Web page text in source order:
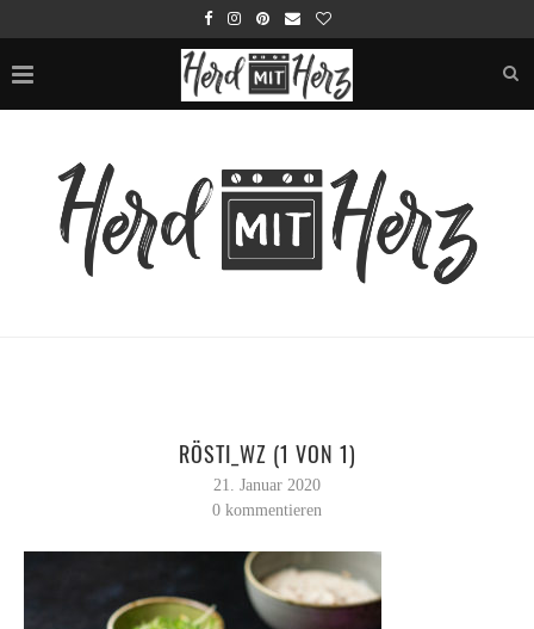
RÖSTI_WZ (1 VON 1)
21. Januar 2020
0 kommentieren